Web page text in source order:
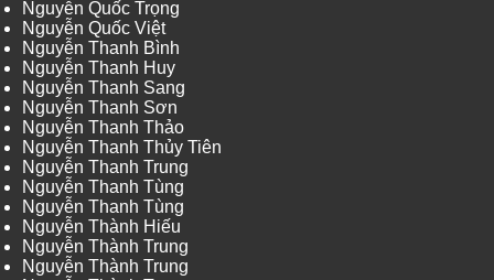
Nguyễn Quốc Trọng
Nguyễn Quốc Việt
Nguyễn Thanh Bình
Nguyễn Thanh Huy
Nguyễn Thanh Sang
Nguyễn Thanh Sơn
Nguyễn Thanh Thảo
Nguyễn Thanh Thủy Tiên
Nguyễn Thanh Trung
Nguyễn Thanh Tùng
Nguyễn Thanh Tùng
Nguyễn Thành Hiếu
Nguyễn Thành Trung
Nguyễn Thành Trung